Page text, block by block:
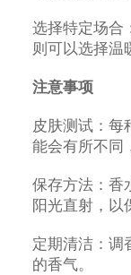
选择特定场合
则可以选择温
注意事项
皮肤测试：每
能会有所不同
保存方法：香
阳光直射，以
定期清洁：调
的香气。